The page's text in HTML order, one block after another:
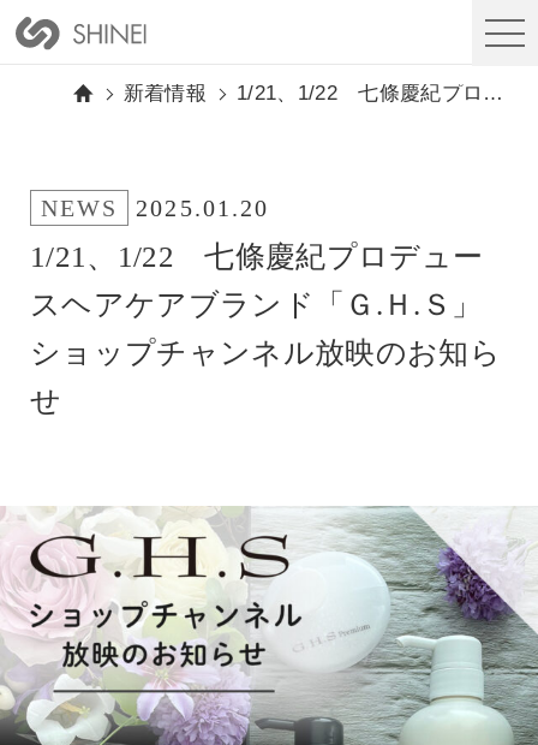
新着情報 1/21、1/22 七條慶紀プロデュースヘアケアブランド「Ｇ.Ｈ.Ｓ」 ショップチャンネル放映のお知らせ
NEWS 2025.01.20
1/21、1/22 七條慶紀プロデュー
スヘアケアブランド「Ｇ.Ｈ.Ｓ」
ショップチャンネル放映のお知ら
せ